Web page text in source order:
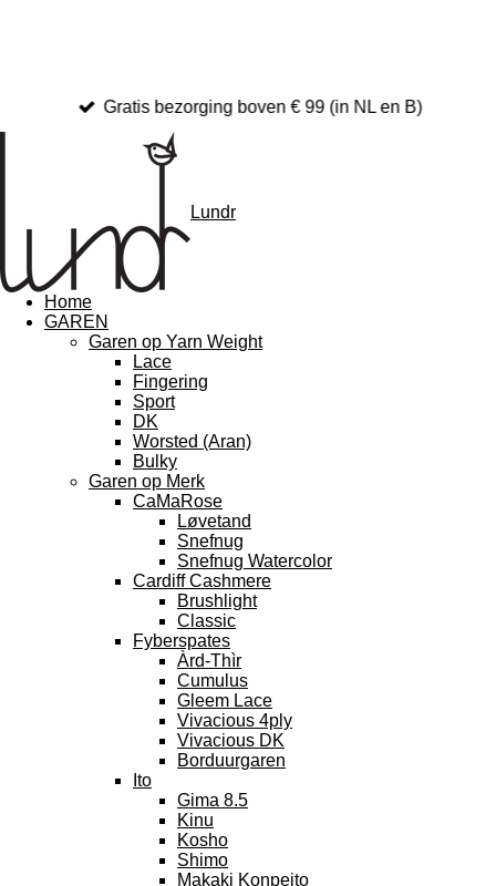
Gratis bezorging boven € 99 (in NL en B)
Lundr
Home
GAREN
Garen op Yarn Weight
Lace
Fingering
Sport
DK
Worsted (Aran)
Bulky
Garen op Merk
CaMaRose
Løvetand
Snefnug
Snefnug Watercolor
Cardiff Cashmere
Brushlight
Classic
Fyberspates
Àrd-Thìr
Cumulus
Gleem Lace
Vivacious 4ply
Vivacious DK
Borduurgaren
Ito
Gima 8.5
Kinu
Kosho
Shimo
Makaki Konpeito